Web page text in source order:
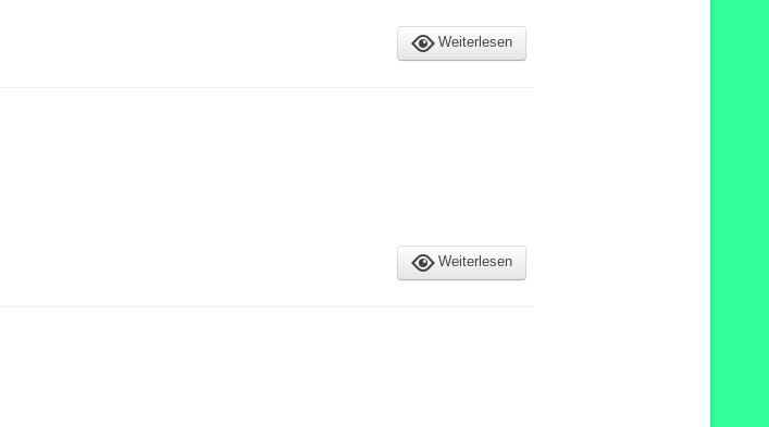
Weiterlesen
Weiterlesen